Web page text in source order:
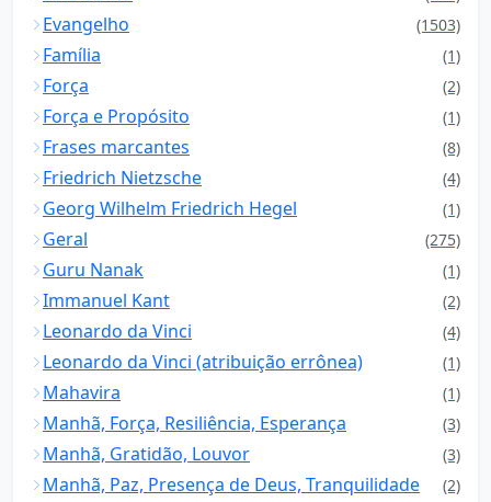
Evangelho (1503)
Família (1)
Força (2)
Força e Propósito (1)
Frases marcantes (8)
Friedrich Nietzsche (4)
Georg Wilhelm Friedrich Hegel (1)
Geral (275)
Guru Nanak (1)
Immanuel Kant (2)
Leonardo da Vinci (4)
Leonardo da Vinci (atribuição errônea) (1)
Mahavira (1)
Manhã, Força, Resiliência, Esperança (3)
Manhã, Gratidão, Louvor (3)
Manhã, Paz, Presença de Deus, Tranquilidade (2)